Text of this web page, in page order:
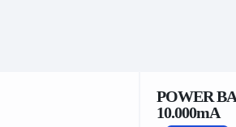
POWER
10.000mA